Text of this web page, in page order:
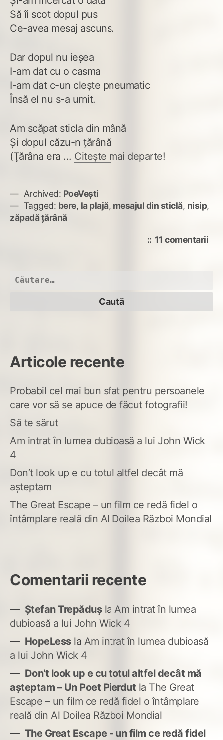
Să îi scot dopul pus
Ce-avea mesaj ascuns.
Dar dopul nu ieşea
I-am dat cu o casma
I-am dat c-un cleşte pneumatic
Însă el nu s-a urnit.
Am scăpat sticla din mână
Şi dopul căzu-n ţărână
(Ţărâna era ... Citește mai departe!
Archived: PoeVești
Tagged: bere, la plajă, mesajul din sticlă, nisip,
zăpadă ţărână
11 comentariila
Caută
Articole recente
Probabil cel mai bun sfat pentru persoanele
care vor să se apuce de făcut fotografii!
Să te sărut
Am intrat în lumea dubioasă a lui John Wick
4
Don’t look up e cu totul altfel decât mă
așteptam
The Great Escape – un film ce redă fidel o
întâmplare reală din Al Doilea Război Mondial
Comentarii recente
Ștefan Trepădușla Am intrat în lumea
dubioasă a lui John Wick 4
HopeLessla Am intrat în lumea dubioasă
a lui John Wick 4
Don't look up e cu totul altfel decât mă
așteptam – Un Poet Pierdut la The Great
Escape – un film ce redă fidel o întâmplare
reală din Al Doilea Război Mondial
The Great Escape - un film ce redă fidel